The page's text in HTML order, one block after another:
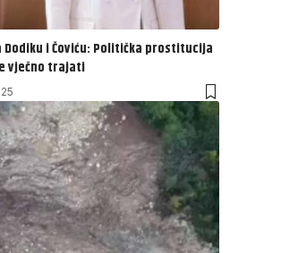
Dodiku i Čoviću: Politička prostitucija
vječno trajati